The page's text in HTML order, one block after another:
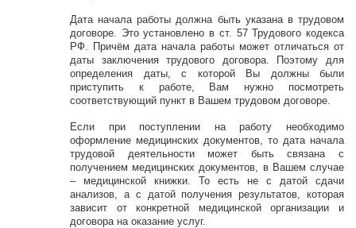
Дата начала работы должна быть указана в трудовом
договоре. Это установлено в ст. 57 Трудового кодекса
РФ. Причём дата начала работы может отличаться от
даты заключения трудового договора. Поэтому для
определения даты, с которой Вы должны были
приступить к работе, Вам нужно посмотреть
соответствующий пункт в Вашем трудовом договоре.
Если при поступлении на работу необходимо
оформление медицинских документов, то дата начала
трудовой деятельности может быть связана с
получением медицинских документов, в Вашем случае
– медицинской книжки. То есть не с датой сдачи
анализов, а с датой получения результатов, которая
зависит от конкретной медицинской организации и
договора на оказание услуг.